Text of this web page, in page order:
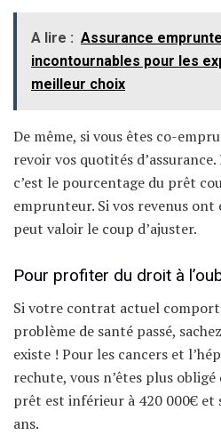
A lire : Assurance
incontournables pour les
meilleur choix
De même, si vous êtes co-
revoir vos quotités
c’est le pourcentage du prêt
emprunteur. Si vos revenus
peut valoir le coup d’ajuster.
Pour profiter du droit à
Si votre contrat actuel
problème de santé passé,
existe ! Pour les cancers et
rechute, vous n’êtes plus
prêt est inférieur à 420 000€ et
ans.